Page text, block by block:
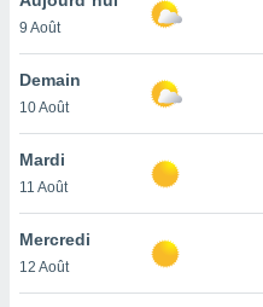
et
»,
au
vous
qu'ils
ou
9 Août
Demain
10 Août
Mardi
11 Août
Mercredi
12 Août